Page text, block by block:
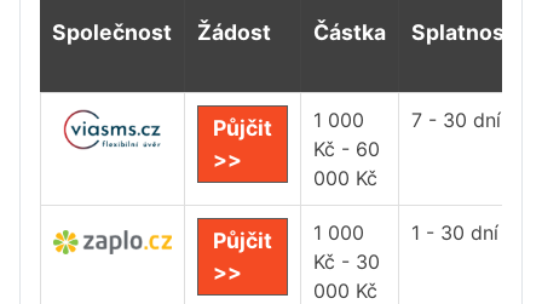
Společnost Žádost Částka Splatnost
Půjčit
>>
1 000
Kč - 60
000 Kč
7 - 30 dní
Půjčit
>>
1 000
Kč - 30
000 Kč
1 - 30 dní